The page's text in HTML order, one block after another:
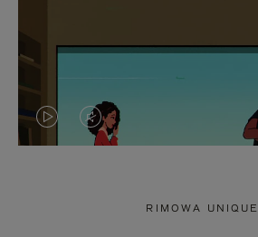
VIDEOVIDEO
RIMOWA UNIQUE